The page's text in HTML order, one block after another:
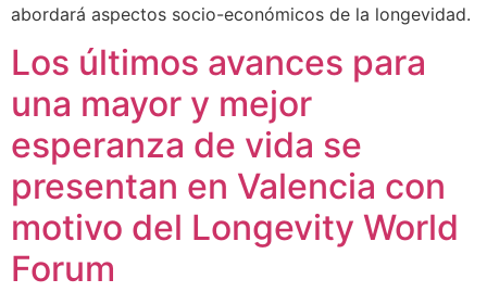
abordará aspectos socio-económicos de la longevidad.
Los últimos avances para
una mayor y mejor
esperanza de vida se
presentan en Valencia con
motivo del Longevity World
Forum